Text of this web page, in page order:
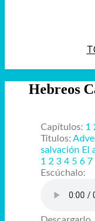
Hebreos
Capítulos: 1
Títulos:
salvación El
1 2 3 4 5 6 7
Escúchalo: